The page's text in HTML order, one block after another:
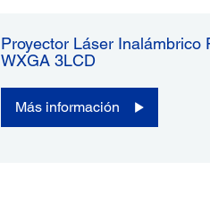
Proyector Láser Inalámbrico
WXGA 3LCD
Más información